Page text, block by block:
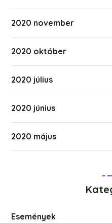
2020 november
2020 október
2020 július
2020 június
2020 május
Események